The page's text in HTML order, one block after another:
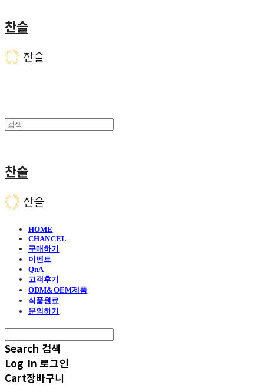
찬슬
찬슬
HOME
CHANCEL
구매하기
이벤트
QnA
고객후기
ODM&OEM제품
식품원료
문의하기
Search 검색
Log In 로그인
Cart장바구니